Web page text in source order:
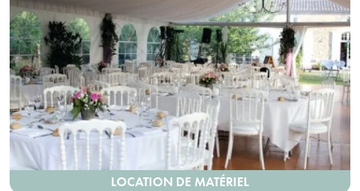
LOCATION DE MATÉRIEL